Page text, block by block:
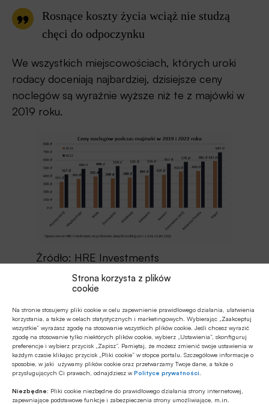
Strona korzysta z plików
cookie
Na stronie stosujemy pliki cookie w celu zapewnienie prawidłowego działania, ułatwienia
korzystania, a także w celach statystycznych i marketingowych. Wybierając „Zaakceptuj
wszystkie” wyrażasz zgodę na stosowanie wszystkich plików cookie. Jeśli chcesz wyrazić
zgodę na stosowanie tylko niektórych plików cookie, wybierz „Ustawienia”, skonfiguruj
preferencje i wybierz przycisk „Zapisz”. Pamiętaj, że możesz zmienić swoje ustawienia w
każdym czasie klikając przycisk „Pliki cookie” w stopce portalu. Szczegółowe informacje o
sposobie, w jaki używamy plików cookie oraz przetwarzamy Twoje dane, a także o
przysługujących Ci prawach, odnajdziesz wPolityce prywatności
Niezbędne: Pliki cookie niezbędne do prawidłowego działania strony internetowej,
zapewniające podstawowe funkcje i zabezpieczenia strony umożliwiające, m.in.
Rosnące koszty życia wciąż nie studzą
chęci do odpoczynku
We wszystkich miejscowościach, których uroki
rodacy doceniają najbardziej, dzisiejsze ceny
noclegów są wyraźnie wyższe niż te z majówki w
2019 roku.
Źródło: HRE Investments
Oskar Sękowski, Bartosz Turek,
HRE Investments.
Źródło:aleBank.pl
Udostępnij